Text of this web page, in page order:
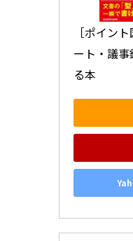
［ポイン
ート・議
る本